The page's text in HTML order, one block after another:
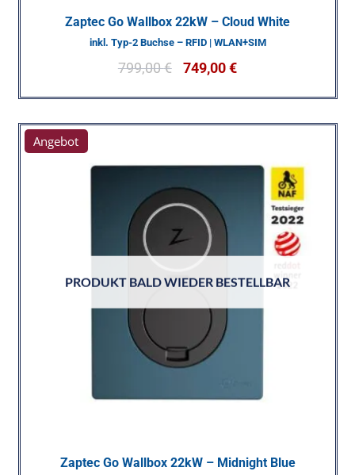
Zaptec Go Wallbox 22kW – Cloud White
inkl. Typ-2 Buchse – RFID | WLAN+SIM
799,00€ 749,00€
Angebot
PRODUKT BALD WIEDER BESTELLBAR
Zaptec Go Wallbox 22kW – Midnight Blue